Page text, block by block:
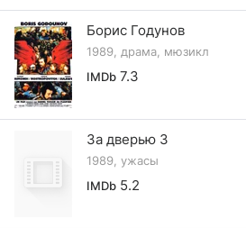
Борис Годунов
1989, драма, мюзикл
IMDb 7.3
За дверью 3
1989, ужасы
IMDb 5.2